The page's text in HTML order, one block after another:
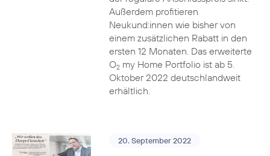
Außerdem profitieren
Neukund:innen wie bisher von
einem zusätzlichen Rabatt in den
ersten 12 Monaten. Das erweiterte
O2my Home Portfolio ist ab 5.
Oktober 2022 deutschlandweit
erhältlich.
20. September 2022